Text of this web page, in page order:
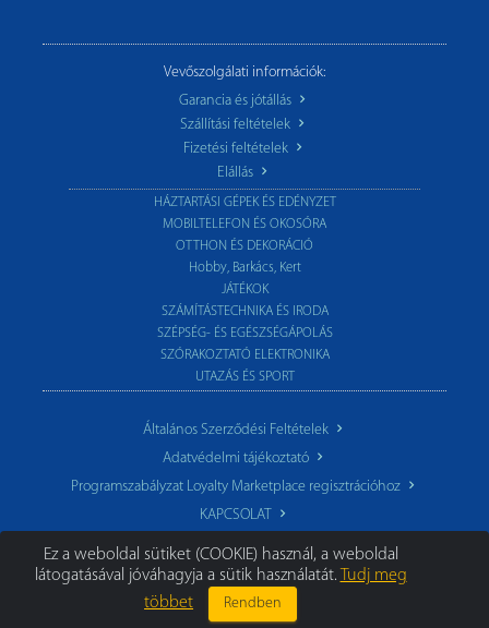
Vevőszolgálati információk:
Garancia és jótállás
Szállítási feltételek
Fizetési feltételek
Elállás
HÁZTARTÁSI GÉPEK ÉS EDÉNYZET
MOBILTELEFON ÉS OKOSÓRA
OTTHON ÉS DEKORÁCIÓ
Hobby, Barkács, Kert
JÁTÉKOK
SZÁMÍTÁSTECHNIKA ÉS IRODA
SZÉPSÉG- ÉS EGÉSZSÉGÁPOLÁS
SZÓRAKOZTATÓ ELEKTRONIKA
UTAZÁS ÉS SPORT
Általános Szerződési Feltételek
Adatvédelmi tájékoztató
Programszabályzat Loyalty Marketplace regisztrációhoz
KAPCSOLAT
© 2026 TechoStore.hu| Minden jog fenntartva.
Ez a weboldal sütiket (COOKIE) használ, a weboldal
látogatásával jóváhagyja a sütik használatát.
Tudj meg
többet
Rendben